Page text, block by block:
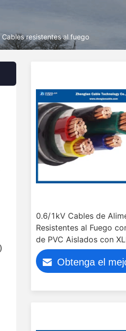
Cables resistentes al fuego
0.6/1kV Cables de
Resistentes al Fuego
de PVC Aislados con
(NYBY/N2XBY)
Obtenga el